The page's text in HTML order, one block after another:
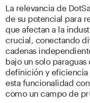
La relevancia de
de su potencial para
que afectan a la
crucial, conectando
cadenas
bajo un solo
definición y eficiencia
esta funcionalidad
como un campo de